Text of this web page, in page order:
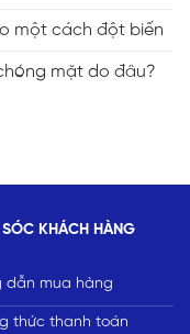
một cách đột biến
mặt do đâu?
KHÁCH HÀNG
dẫn mua hàng
thức thanh toán